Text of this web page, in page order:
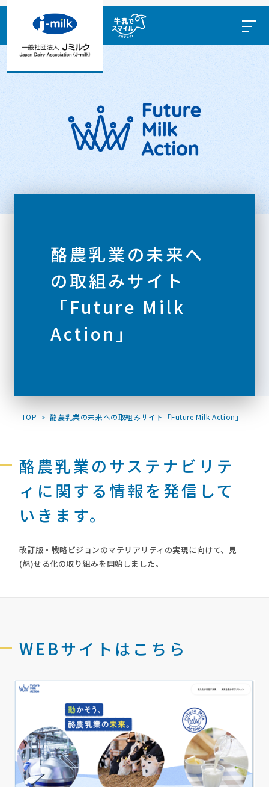
酪農乳業の未来へ
の取組みサイト
「Future Milk
Action」
TOP 酪農乳業の未来への取組みサイト「Future Milk Action」
酪農乳業のサステナビリテ
ィに関する情報を発信して
いきます。
改訂版・戦略ビジョンのマテリアリティの実現に向けて、見
(魅)せる化の取り組みを開始しました。
WEBサイトはこちら